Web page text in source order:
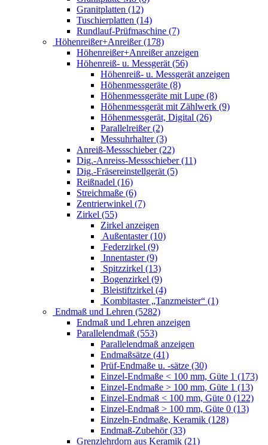
Granitplatten (12)
Tuschierplatten (14)
Rundlauf-Prüfmaschine (7)
Höhenreißer+Anreißer (178)
Höhenreißer+Anreißer anzeigen
Höhenreiß- u. Messgerät (56)
Höhenreiß- u. Messgerät anzeigen
Höhenmessgeräte (8)
Höhenmessgeräte mit Lupe (8)
Höhenmessgerät mit Zählwerk (9)
Höhenmessgerät, Digital (26)
Parallelreißer (2)
Messuhrhalter (3)
Anreiß-Messschieber (22)
Dig.-Anreiss-Messschieber (11)
Dig.-Fräsereinstellgerät (5)
Reißnadel (16)
Streichmaße (6)
Zentrierwinkel (7)
Zirkel (55)
Zirkel anzeigen
Außentaster (10)
Federzirkel (9)
Innentaster (9)
Spitzzirkel (13)
Bogenzirkel (9)
Bleistiftzirkel (4)
Kombitaster „Tanzmeister“ (1)
Endmaß und Lehren (5282)
Endmaß und Lehren anzeigen
Parallelendmaß (553)
Parallelendmaß anzeigen
Endmaßsätze (41)
Prüf-Endmaße u. -sätze (30)
Einzel-Endmaße < 100 mm, Güte 1 (173)
Einzel-Endmaße > 100 mm, Güte 1 (13)
Einzel-Endmaß < 100 mm, Güte 0 (122)
Einzel-Endmaß > 100 mm, Güte 0 (13)
Einzeln-Endmaße, Keramik (128)
Endmaß-Zubehör (33)
Grenzlehrdorn aus Keramik (21)